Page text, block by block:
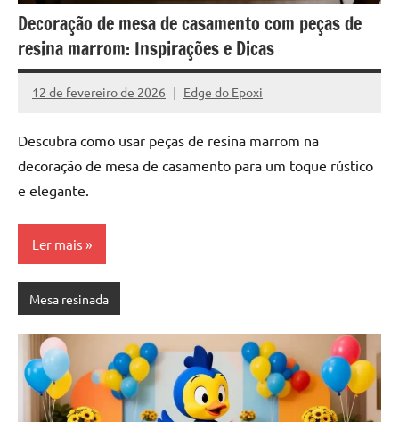
passo
criatividade
da
resina.
Explore
inspirações
sobre
de
resina,
designs
de
mesas
Decoração de mesa de casamento com peças de
resina marrom: Inspirações e Dicas
12 de fevereiro de 2026 Edge do Epoxi
Nenhum
Descubra como usar peças de resina marrom na
decoração de mesa de casamento para um toque rústico
e elegante.
Ler mais
Mesa resinada